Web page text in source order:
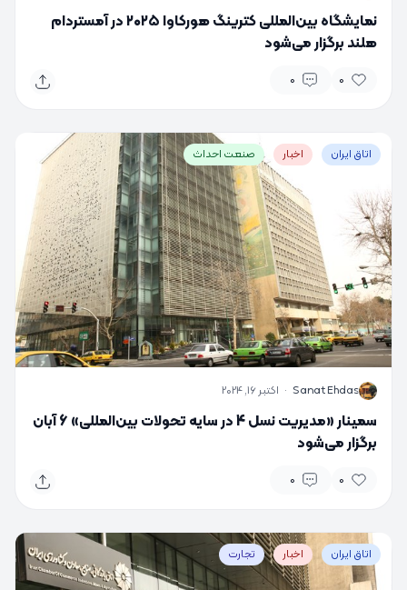
نمایشگاه بین‌المللی کترینگ هورکاوا ۲۰۲۵ در آمستردام
هلند برگزار می‌شود
0
0
اتاق ایران اخبار صنعت احداث
S
Sanat Ehdas
· اکتبر 16, 2024
سمینار «مدیریت نسل 4 در سایه تحولات بین‌المللی» 6 آبان
برگزار می‌شود
0
0
اتاق ایران اخبار تجارت